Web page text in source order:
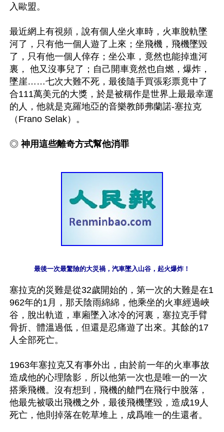
入歐盟。
最近網上有視頻，說有個人坐火車時，火車脫軌墜
河了，只有他一個人遊了上來；坐飛機，飛機墜毀
了，只有他一個人倖存；坐公車，竟然也能掉進河
裏， 他又沒事兒了；自己開車竟然也自燃，爆炸，
墜崖……七次大難不死，最後隨手買張彩票竟中了
合111萬美元的大獎，於是被稱作是世界上最最幸運
的人，他就是克羅地亞的音樂教師弗蘭諾-塞拉克
（Frano Selak）。
◎ 神用這些離奇方式幫他消罪
最後一次最驚險的大災禍，汽車墜入山谷，起火爆炸！
塞拉克的災難是從32歲開始的，第一次的大難是在1
962年的1月，那天陰雨綿綿，他乘坐的火車經過峽
谷，脫出軌道，車廂墜入冰冷的河裏，塞拉克手臂
骨折、體溫過低，但還是忍痛遊了出來。其餘的17
人全部死亡。
1963年塞拉克又有事外出，由於前一年的火車事故
造成他的心理陰影，所以他第一次也是唯一的一次
搭乘飛機。沒有想到，飛機的艙門在飛行中脫落，
他最先被吸出飛機之外，最後飛機墜毀，造成19人
死亡，他則掉落在乾草堆上，成爲唯一的生還者。